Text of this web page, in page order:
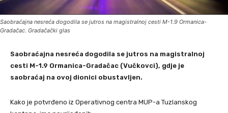
Saobraćajna nesreća dogodila se jutros na magistralnoj cesti M-1.9 Ormanica-
Gradačac. Gradačački glas
Saobraćajna nesreća dogodila se jutros na magistralnoj
cesti M-1.9 Ormanica-Gradačac (Vučkovci), gdje je
saobraćaj na ovoj dionici obustavljen.
Kako je potvrđeno iz Operativnog centra MUP-a Tuzlanskog